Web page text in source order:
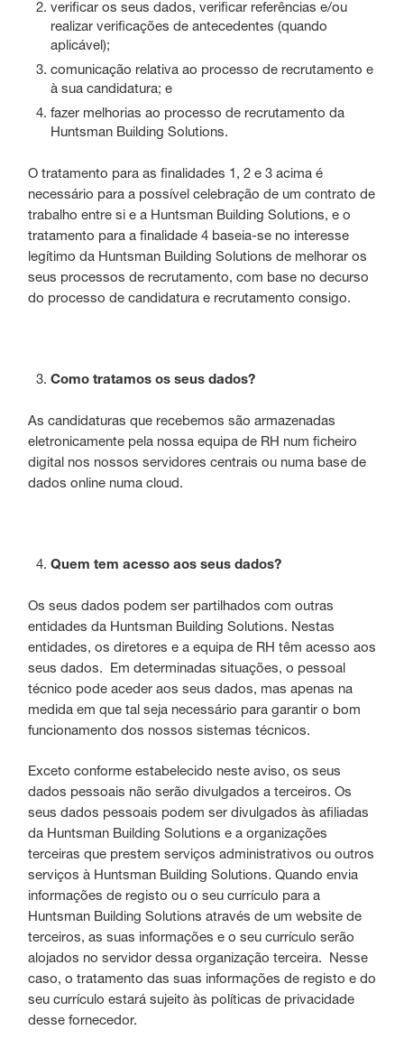
verificar os seus dados, verificar referências e/ou
realizar verificações de antecedentes (quando
aplicável);
comunicação relativa ao processo de recrutamento e
à sua candidatura; e
fazer melhorias ao processo de recrutamento da
Huntsman Building Solutions.
O tratamento para as finalidades 1, 2 e 3 acima é
necessário para a possível celebração de um contrato de
trabalho entre si e a Huntsman Building Solutions, e o
tratamento para a finalidade 4 baseia-se no interesse
legítimo da Huntsman Building Solutions de melhorar os
seus processos de recrutamento, com base no decurso
do processo de candidatura e recrutamento consigo.
Como tratamos os seus dados?
As candidaturas que recebemos são armazenadas
eletronicamente pela nossa equipa de RH num ficheiro
digital nos nossos servidores centrais ou numa base de
dados online numa cloud.
Quem tem acesso aos seus dados?
Os seus dados podem ser partilhados com outras
entidades da Huntsman Building Solutions. Nestas
entidades, os diretores e a equipa de RH têm acesso aos
seus dados. Em determinadas situações, o pessoal
técnico pode aceder aos seus dados, mas apenas na
medida em que tal seja necessário para garantir o bom
funcionamento dos nossos sistemas técnicos.
Exceto conforme estabelecido neste aviso, os seus
dados pessoais não serão divulgados a terceiros. Os
seus dados pessoais podem ser divulgados às afiliadas
da Huntsman Building Solutions e a organizações
terceiras que prestem serviços administrativos ou outros
serviços à Huntsman Building Solutions. Quando envia
informações de registo ou o seu currículo para a
Huntsman Building Solutions através de um website de
terceiros, as suas informações e o seu currículo serão
alojados no servidor dessa organização terceira. Nesse
caso, o tratamento das suas informações de registo e do
seu currículo estará sujeito às políticas de privacidade
desse fornecedor.